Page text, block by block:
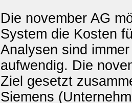
Die november AG
System die Kosten
Analysen sind
aufwendig. Die
Ziel gesetzt
Siemens